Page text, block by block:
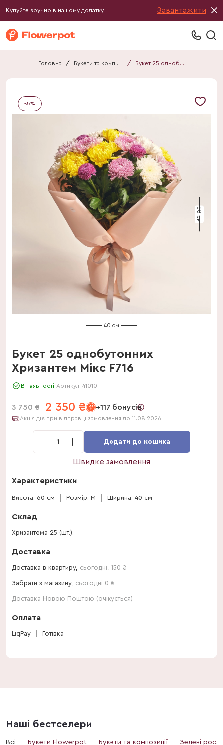
Купуйте зручно в нашому додатку Завантажити
Головна / Букети та композиції / Букет 25 однобутонних Хризантем Мікс F716
60 см
40 см
-37%
Букет 25 однобутонних
Хризантем Мікс F716
В наявності Артикул: 41010
3 750 ₴ 2 350 ₴ +117 бонусів
Акція діє при відправці замовлення до 11.08.2026
1 Додати до кошика
Швидке замовлення
Характеристики
Висота: 60 см Розмір: M Ширина: 40 см
Склад
Хризантема 25 (шт.).
Доставка
Доставка в квартиру, сьогодні 150 ₴
Забрати з магазину, сьогодні 0 ₴
Доставка Новою Поштою (очікується)
Оплата
LiqPay Готівка
Наші бестселери
Всі Букети Flowerpot Букети та композиції Зелені